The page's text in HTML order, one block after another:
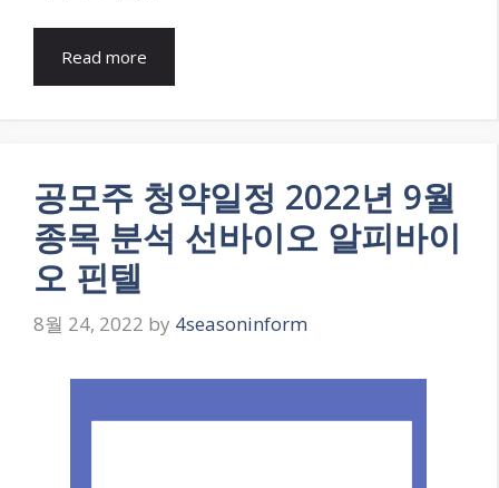
Read more
공모주 청약일정 2022년 9월
종목 분석 선바이오 알피바이
오 핀텔
8월 24, 2022 by 4seasoninform